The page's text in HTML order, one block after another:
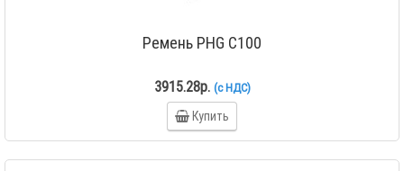
Ремень PHG C100
3915.28р. (с НДС)
Купить